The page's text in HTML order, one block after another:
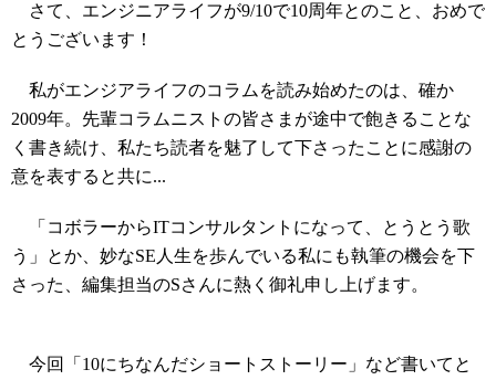
さて、エンジニアライフが9/10で10周年とのこと、おめで
とうございます！
私がエンジアライフのコラムを読み始めたのは、確か
2009年。先輩コラムニストの皆さまが途中で飽きることな
く書き続け、私たち読者を魅了して下さったことに感謝の
意を表すると共に...
「コボラーからITコンサルタントになって、とうとう歌
う」とか、妙なSE人生を歩んでいる私にも執筆の機会を下
さった、編集担当のSさんに熱く御礼申し上げます。
今回「10にちなんだショートストーリー」など書いてと